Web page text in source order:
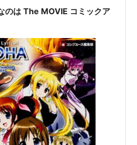
のは The MOVIE コミックア